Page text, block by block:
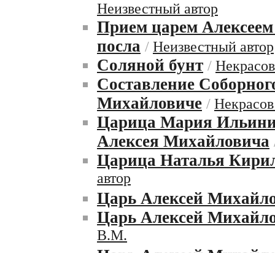
Неизвестный автор
Прием царем
посла / Неизвестный автор
Соляной бунт /
Составление
Михайловиче /
Царица Мария
Алексея Михайловича
Царица Наталья
автор
Царь Алексей
Царь Алексей
В.М.